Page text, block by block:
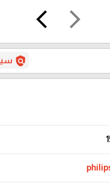
arrow_forward_ios
arrow_back_ios
policy